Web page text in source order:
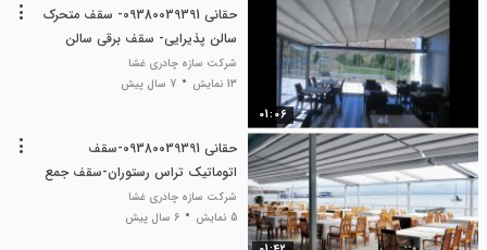
01:06
حقانی 09380039391- سقف متحرک
سالن پذیرایی- سقف برقی سالن
رستوران
شرکت سازه چادری غشا
13 نمایش
7 سال پیش
حقانی 09380039391-سقف
اتوماتیک تراس رستوران-سقف جمع
شونده حیاط رستوران
شرکت سازه چادری غشا
5 نمایش
6 سال پیش